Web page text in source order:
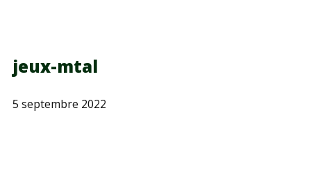
jeux-mtal
5 septembre 2022